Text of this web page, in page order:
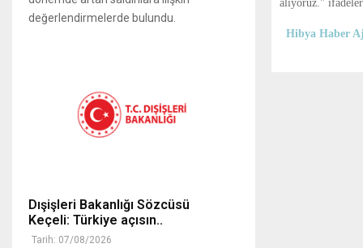
alıyoruz."
Hibya Haber
değerlendirmelerde bulundu.
Dışişleri Bakanlığı Sözcüsü
Keçeli: Türkiye açısın..
Tarih: 07/08/2026